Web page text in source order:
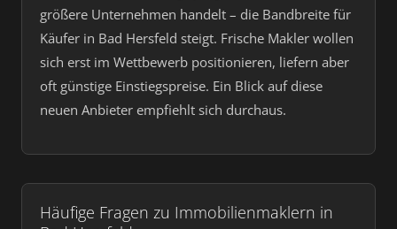
größere Unternehmen handelt – die Bandbreite für
Käufer in Bad Hersfeld steigt. Frische Makler wollen
sich erst im Wettbewerb positionieren, liefern aber
oft günstige Einstiegspreise. Ein Blick auf diese
neuen Anbieter empfiehlt sich durchaus.
Häufige Fragen zu Immobilienmaklern in